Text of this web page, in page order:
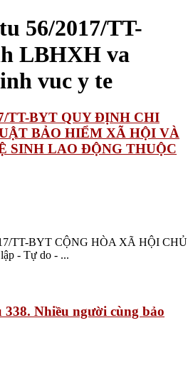
56/2017/TT-
LBHXH va
vuc y te
TT-BYT QUY ĐỊNH CHI
BẢO HIỂM XÃ HỘI VÀ
SINH LAO ĐỘNG THUỘC
TT-BYT CỘNG HÒA XÃ HỘI CHỦ
- Tự do - ...
Nhiều người cùng bảo